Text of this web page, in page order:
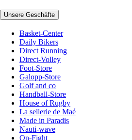
Unsere Geschäfte
Basket-Center
Daily Bikers
Direct Running
Direct-Volley
Foot-Store
Galopp-Store
Golf and co
Handball-Store
House of Rugby
La sellerie de Maé
Made in Paradis
Nauti-wave
On-Fight